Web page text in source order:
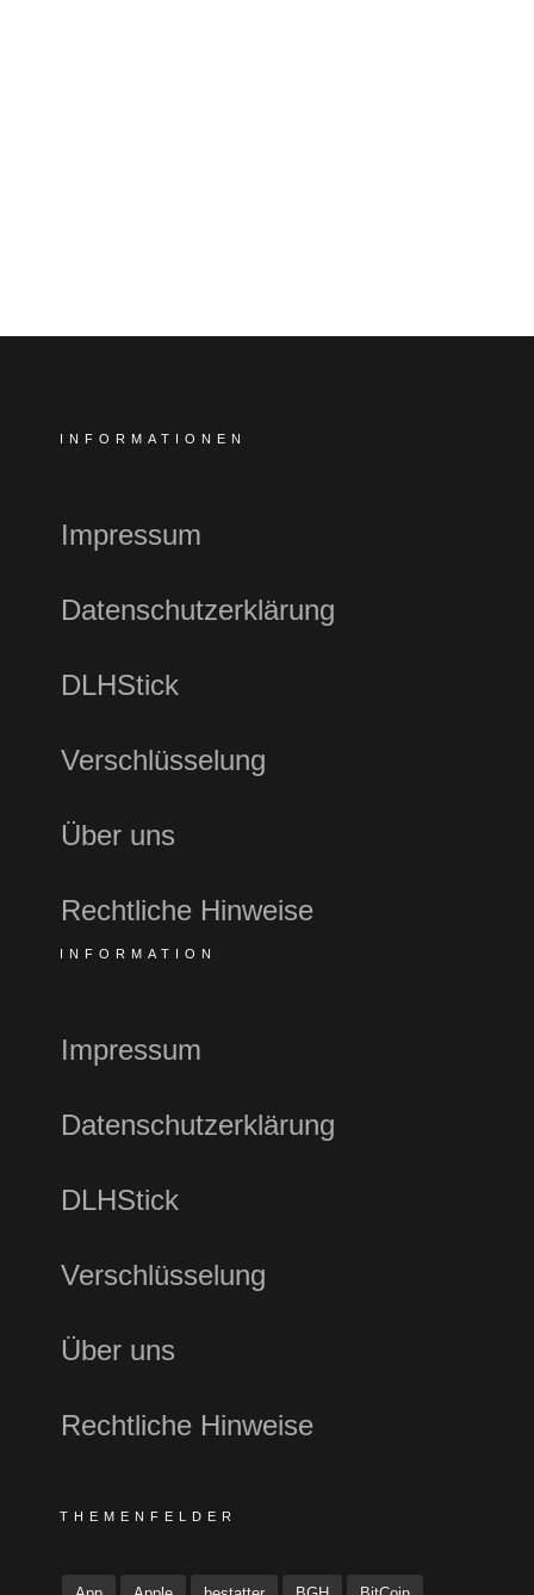
INFORMATIONEN
Impressum
Datenschutzerklärung
DLHStick
Verschlüsselung
Über uns
Rechtliche Hinweise
INFORMATION
Impressum
Datenschutzerklärung
DLHStick
Verschlüsselung
Über uns
Rechtliche Hinweise
THEMENFELDER